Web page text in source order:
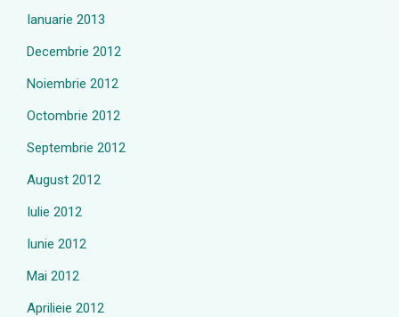
Ianuarie 2013
Decembrie 2012
Noiembrie 2012
Octombrie 2012
Septembrie 2012
August 2012
Iulie 2012
Iunie 2012
Mai 2012
Aprilieie 2012